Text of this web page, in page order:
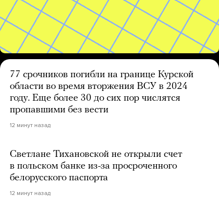
77 срочников погибли на границе Курской
области во время вторжения ВСУ в 2024
году. Еще более 30 до сих пор числятся
пропавшими без вести
12 минут назад
Светлане Тихановской не открыли счет
в польском банке из-за просроченного
белорусского паспорта
12 минут назад